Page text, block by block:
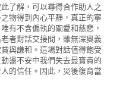
了解，可以尋得合作助人之
物得到內心平靜，真正的寧
有不含偏執的關愛和慈悲，
者對話交接間，雖無深奧義
與謙和。這場對話值得飽受
盪不安中我們失去最寶貴的
的信任。因此，災後復育當